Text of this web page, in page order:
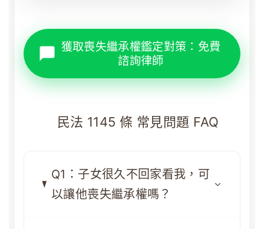
獲取喪失繼承權鑑定對策：免費
諮詢律師
民法 1145 條 常見問題 FAQ
Q1：子女很久不回家看我，可
以讓他喪失繼承權嗎？